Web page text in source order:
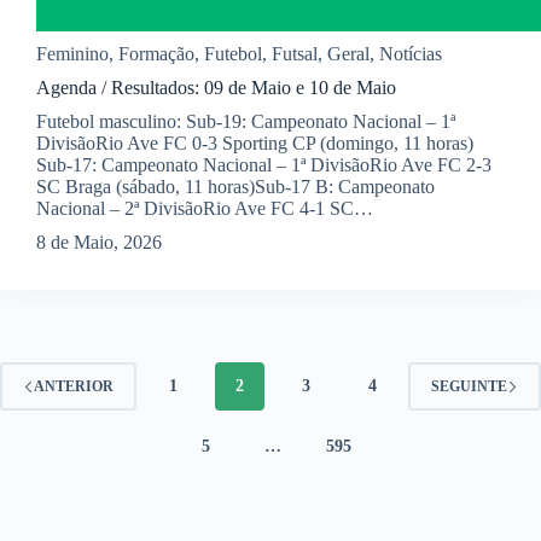
Feminino, Formação, Futebol, Futsal, Geral, Notícias
Agenda / Resultados: 09 de Maio e 10 de Maio
Futebol masculino: Sub-19: Campeonato Nacional – 1ª
DivisãoRio Ave FC 0-3 Sporting CP (domingo, 11 horas)
Sub-17: Campeonato Nacional – 1ª DivisãoRio Ave FC 2-3
SC Braga (sábado, 11 horas)Sub-17 B: Campeonato
Nacional – 2ª DivisãoRio Ave FC 4-1 SC…
8 de Maio, 2026
ANTERIOR 1 2 3 4
5 … 595
SEGUINTE